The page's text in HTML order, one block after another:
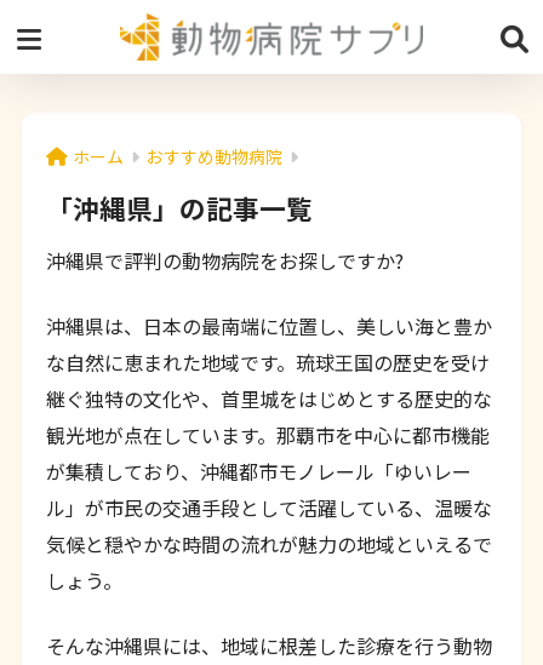
ホーム おすすめ動物病院
「沖縄県」の記事一覧
沖縄県で評判の動物病院をお探しですか?
沖縄県は、日本の最南端に位置し、美しい海と豊か
な自然に恵まれた地域です。琉球王国の歴史を受け
継ぐ独特の文化や、首里城をはじめとする歴史的な
観光地が点在しています。那覇市を中心に都市機能
が集積しており、沖縄都市モノレール「ゆいレー
ル」が市民の交通手段として活躍している、温暖な
気候と穏やかな時間の流れが魅力の地域といえるで
しょう。
そんな沖縄県には、地域に根差した診療を行う動物